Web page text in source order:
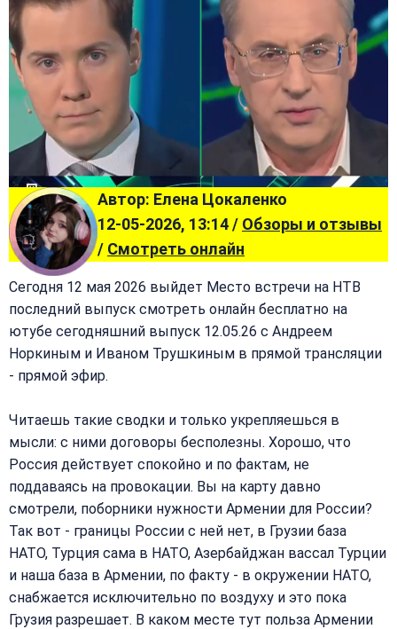
Автор: Елена Цокаленко
12-05-2026, 13:14 / Обзоры и отзывы
/ Смотреть онлайн
Сегодня 12 мая 2026 выйдет Место встречи на НТВ
последний выпуск смотреть онлайн бесплатно на
ютубе сегодняшний выпуск 12.05.26 с Андреем
Норкиным и Иваном Трушкиным в прямой трансляции
- прямой эфир.
Читаешь такие сводки и только укрепляешься в
мысли: с ними договоры бесполезны. Хорошо, что
Россия действует спокойно и по фактам, не
поддаваясь на провокации. Вы на карту давно
смотрели, поборники нужности Армении для России?
Так вот - границы России с ней нет, в Грузии база
НАТО, Турция сама в НАТО, Азербайджан вассал Турции
и наша база в Армении, по факту - в окружении НАТО,
снабжается исключительно по воздуху и это пока
Грузия разрешает. В каком месте тут польза Армении